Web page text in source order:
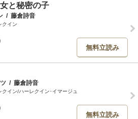
と秘密の子
/ 藤倉詩音
クイン
無料立読み
/ 藤倉詩音
イン/ハーレクイン･イマージュ
無料立読み